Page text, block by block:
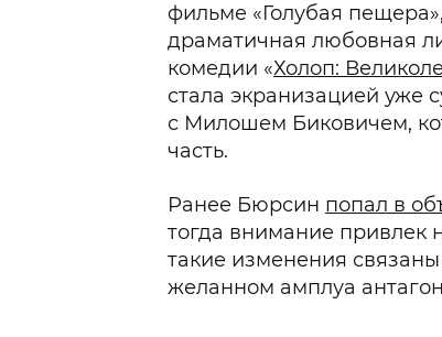
фильме «Голубая
драматичная любовная
комедии «Холоп:
стала экранизацией уже
с Милошем Биковичем,
часть.
Ранее Бюрсин попал в
тогда внимание
такие изменения
желанном амплуа